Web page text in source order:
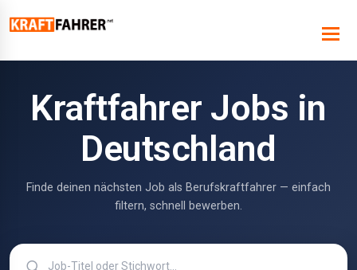
Kraftfahrer Jobs in
Deutschland
Finde deinen nächsten Job als Berufskraftfahrer — einfach
filtern, schnell bewerben.